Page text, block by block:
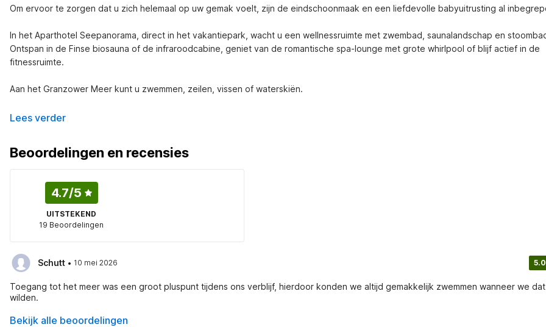
Om ervoor te zorgen dat u zich helemaal op uw gemak voelt, zijn de eindschoonmaak en een liefdevolle babyuitrusting al
In het Aparthotel Seepanorama, direct in het vakantiepark, wacht u een wellnessruimte met zwembad, saunalandschap en
Ontspan in de Finse biosauna of de infraroodcabine, geniet van de romantische spa-lounge met grote whirlpool of blijf actief in de
fitnessruimte.
Aan het Granzower Meer kunt u zwemmen, zeilen, vissen of waterskiën.
Lees verder
Beoordelingen en recensies
4.7/5
UITSTEKEND
19 Beoordelingen
Schutt · 10 mei 2026 5.0
Toegang tot het meer was een groot pluspunt tijdens ons verblijf, hierdoor konden we altijd gemakkelijk zwemmen wanneer we dat
wilden.
Bekijk alle beoordelingen